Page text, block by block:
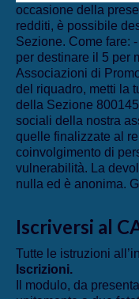
occasione della
redditi, è possibile
Sezione. Come fare:
per destinare il 5 per
Associazioni di
del riquadro, metti la
della Sezione
sociali della nostra
quelle finalizzate al
coinvolgimento di
vulnerabilità. La
nulla ed è anonima.
Iscriversi al
Tutte le istruzioni
Iscrizioni.
Il modulo, da